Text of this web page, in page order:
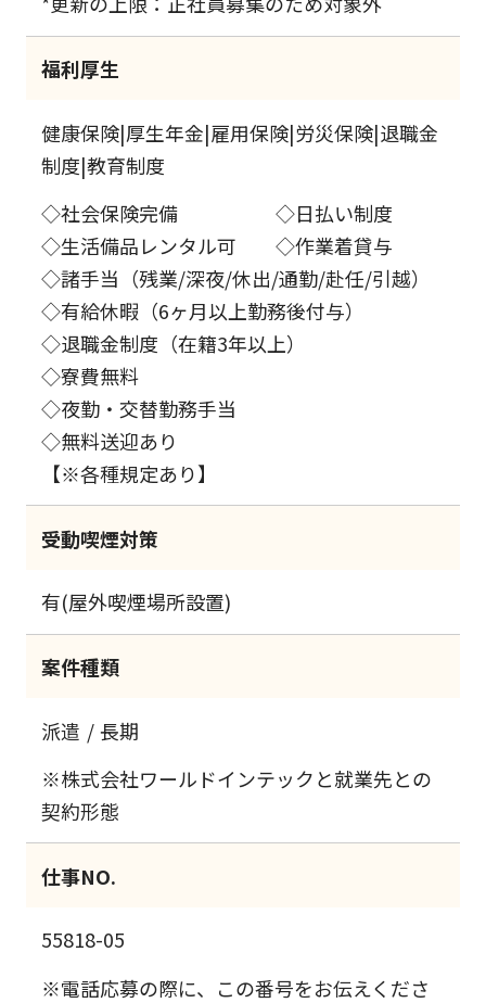
福利厚生
健康保険|厚生年金|雇用保険|労災保険|退職金
制度|教育制度
◇社会保険完備 ◇日払い制度
◇生活備品レンタル可 ◇作業着貸与
◇諸手当（残業/深夜/休出/通勤/赴任/引越）
◇有給休暇（6ヶ月以上勤務後付与）
◇退職金制度（在籍3年以上）
◇寮費無料
◇夜勤・交替勤務手当
◇無料送迎あり
【※各種規定あり】
受動喫煙対策
有(屋外喫煙場所設置)
案件種類
派遣
長期
※株式会社ワールドインテックと就業先との
契約形態
仕事NO.
55818-05
※電話応募の際に、この番号をお伝えくださ